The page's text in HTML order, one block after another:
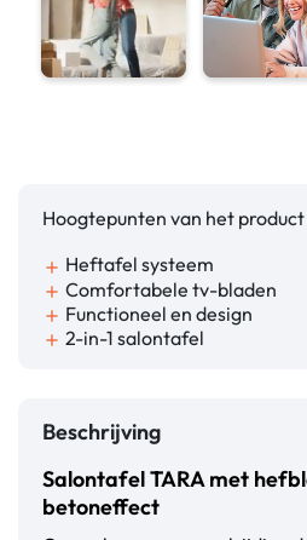
Hoogtepunten van het product
add Heftafel systeem
add Comfortabele tv-bladen
add Functioneel en design
add 2-in-1 salontafel
Beschrijving
Salontafel TARA met
betoneffect